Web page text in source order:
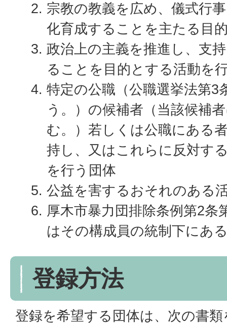
宗教の教義を広め、儀式行
化育成することを主たる目
政治上の主義を推進し、支
ることを目的とする活動を
特定の公職（公職選挙法第3
う。）の候補者（当該候補
む。）若しくは公職にある
持し、又はこれらに反対す
を行う団体
公益を害するおそれのある
厚木市暴力団排除条例第2条
はその構成員の統制下にあ
登録方法
登録を希望する団体は、次の書